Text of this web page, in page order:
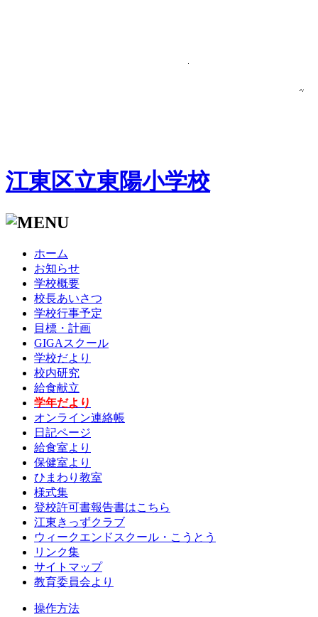
江東区立東陽小学校
ホーム
お知らせ
学校概要
校長あいさつ
学校行事予定
目標・計画
GIGAスクール
学校だより
校内研究
給食献立
学年だより
オンライン連絡帳
日記ページ
給食室より
保健室より
ひまわり教室
様式集
登校許可書報告書はこちら
江東きっずクラブ
ウィークエンドスクール・こうとう
リンク集
サイトマップ
教育委員会より
操作方法